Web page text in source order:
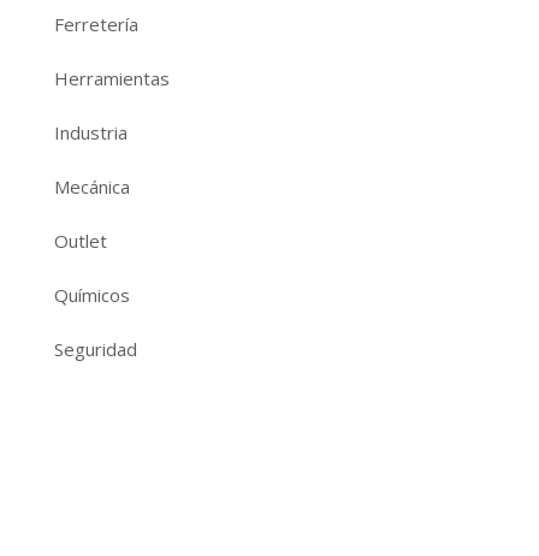
Ferretería
Herramientas
Industria
Mecánica
Outlet
Químicos
Seguridad